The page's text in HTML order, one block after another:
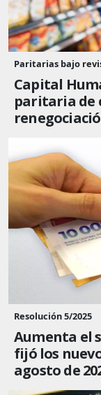
Paritarias bajo
Capital
paritaria de
Resolución 5/2025
Aumenta el
fijó los
agosto de